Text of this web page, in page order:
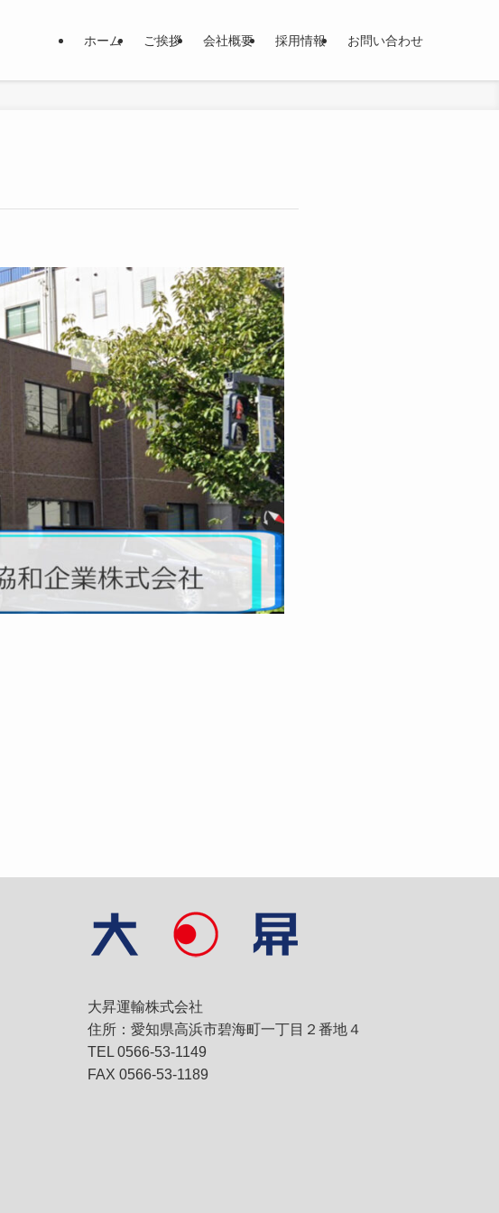
ホーム ご挨拶 会社概要 採用情報 お問い合わせ
大昇運輸株式会社
住所：愛知県高浜市碧海町一丁目２番地４
TEL 0566-53-1149
FAX 0566-53-1189